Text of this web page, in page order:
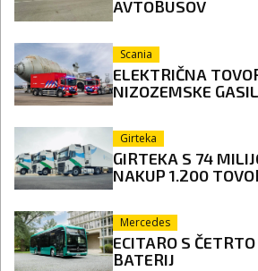
AVTOBUSOV
Scania
ELEKTRIČNA
NIZOZEMSKE
Girteka
GIRTEKA S 74
NAKUP 1.200
Mercedes
ECITARO S
BATERIJ